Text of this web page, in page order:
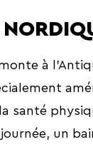
à
un